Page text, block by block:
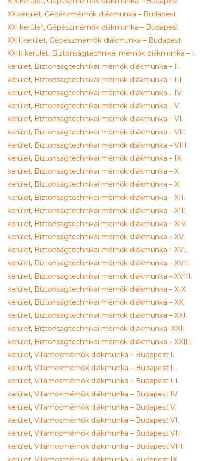
XX.kerület, Gépészmérnök diákmunka – Budapest
XXI.kerület, Gépészmérnök diákmunka – Budapest
XXII.kerület, Gépészmérnök diákmunka – Budapest
XXIII.kerület, Biztonságtechnikai mérnök diákmunka – I.
kerület, Biztonságtechnikai mérnök diákmunka – II.
kerület, Biztonságtechnikai mérnök diákmunka – III.
kerület, Biztonságtechnikai mérnök diákmunka – IV.
kerület, Biztonságtechnikai mérnök diákmunka – V.
kerület, Biztonságtechnikai mérnök diákmunka – VI.
kerület, Biztonságtechnikai mérnök diákmunka – VII.
kerület, Biztonságtechnikai mérnök diákmunka – VIII.
kerület, Biztonságtechnikai mérnök diákmunka – IX.
kerület, Biztonságtechnikai mérnök diákmunka – X.
kerület, Biztonságtechnikai mérnök diákmunka – XI.
kerület, Biztonságtechnikai mérnök diákmunka – XII.
kerület, Biztonságtechnikai mérnök diákmunka – XIII.
kerület, Biztonságtechnikai mérnök diákmunka – XIV.
kerület, Biztonságtechnikai mérnök diákmunka – XV.
kerület, Biztonságtechnikai mérnök diákmunka – XVI.
kerület, Biztonságtechnikai mérnök diákmunka – XVII.
kerület, Biztonságtechnikai mérnök diákmunka – XVIII.
kerület, Biztonságtechnikai mérnök diákmunka – XIX.
kerület, Biztonságtechnikai mérnök diákmunka – XX.
kerület, Biztonságtechnikai mérnök diákmunka – XXI.
kerület, Biztonságtechnikai mérnök diákmunka -XXII.
kerület, Biztonságtechnikai mérnök diákmunka – XXIII.
kerület, Villamosmérnök diákmunka – Budapest I.
kerület, Villamosmérnök diákmunka – Budapest II.
kerület, Villamosmérnök diákmunka – Budapest III.
kerület, Villamosmérnök diákmunka – Budapest IV.
kerület, Villamosmérnök diákmunka – Budapest V.
kerület, Villamosmérnök diákmunka – Budapest VI.
kerület, Villamosmérnök diákmunka – Budapest VII.
kerület, Villamosmérnök diákmunka – Budapest VIII.